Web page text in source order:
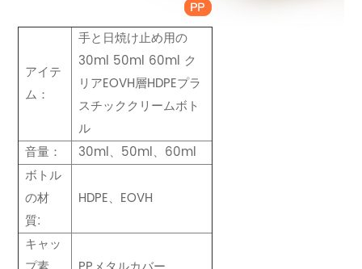
アイテ
ム：
手と日焼け止め用の
30ml 50ml 60ml ク
リアEOVH層HDPEプラ
スチッククリームボト
ル
音量：
30ml、50ml、60ml
ボトル
の材
質:
HDPE、EOVH
キャッ